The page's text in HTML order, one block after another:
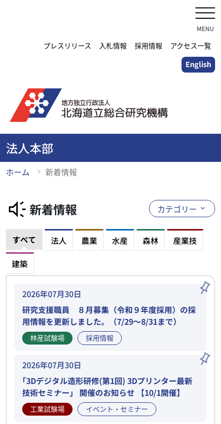
ッ
プ
プレスリリース 入札情報 採用情報 アクセス一覧
English
MENU
法人本部
ホーム 新着情報
新着情報
すべて 法人 農業 水産 森林
産業技
建築
2026年07月30日
研究支援職員 ８月募集（令和９年度採用）の採
用情報を更新しました。（7/29～8/31まで）
林産試験場 採用情報
2026年07月30日
｢3Dデジタル造形研修(第1回) 3Dプリンター最新
技術セミナー」 開催のお知らせ 【10/1開催】
工業試験場 イベント・セミナー
カテゴリー